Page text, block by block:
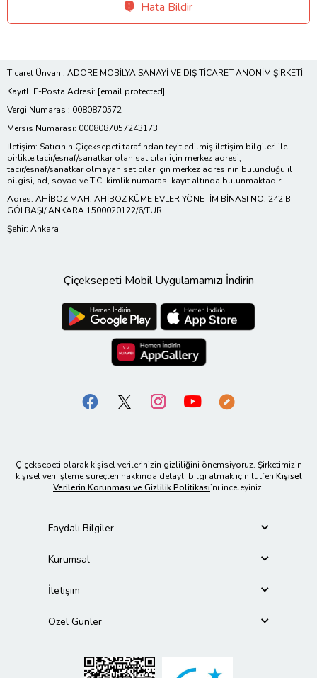
Hata Bildir
Ticaret Ünvanı: ADORE MOBİLYA SANAYİ VE DIŞ TİCARET ANONİM ŞİRKETİ
Kayıtlı E-Posta Adresi: [email protected]
Vergi Numarası: 0080870572
Mersis Numarası: 0008087057243173
İletişim: Satıcının Çiçeksepeti tarafından teyit edilmiş iletişim bilgileri ile
birlikte tacir/esnaf/sanatkar olan satıcılar için merkez adresi;
tacir/esnaf/sanatkar olmayan satıcılar için merkez adresinin bulunduğu il
bilgisi, ad, soyad ve T.C. kimlik numarası kayıt altında bulunmaktadır.
Adres: AHİBOZ MAH. AHİBOZ KÜME EVLER YÖNETİM BİNASI NO: 242 B
GÖLBAŞI/ ANKARA 1500020122/6/TUR
Şehir: Ankara
Çiçeksepeti Mobil Uygulamamızı İndirin
Çiçeksepeti olarak kişisel verilerinizin gizliliğini önemsiyoruz. Şirketimizin
kişisel veri işleme süreçleri hakkında detaylı bilgi almak için lütfen Kişisel
Verilerin Korunması ve Gizlilik Politikası’nı inceleyiniz.
Faydalı Bilgiler
Kurumsal
İletişim
Özel Günler